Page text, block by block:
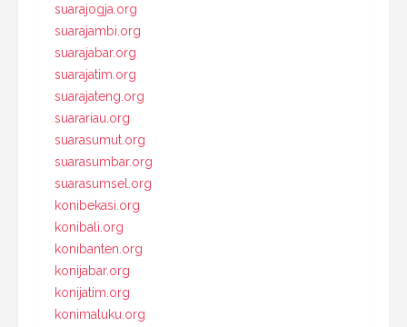
suarajogja.org
suarajambi.org
suarajabar.org
suarajatim.org
suarajateng.org
suarariau.org
suarasumut.org
suarasumbar.org
suarasumsel.org
konibekasi.org
konibali.org
konibanten.org
konijabar.org
konijatim.org
konimaluku.org